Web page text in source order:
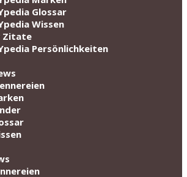
Glossar
Wissen
Zitate
Persönlichkeiten